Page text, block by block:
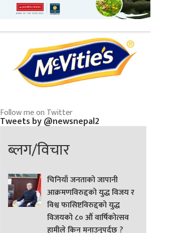
Follow me on Twitter
Tweets by @newsnepal2
ब्लग/विचार
चिनियाँ जनताको जापानी
आक्रमणविरुद्दको युद्ध विजय र
विश्व फासिष्टविरुद्दको युद्ध
विजयको ८० औं वार्षिकोत्सव
हामीले किन मनाउनुपर्दछ ?